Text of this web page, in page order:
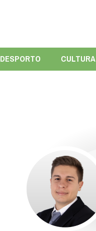
DESPORTO CULTURA